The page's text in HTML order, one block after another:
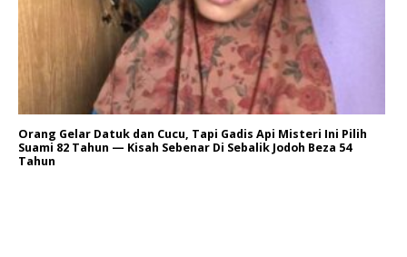
Orang Gelar Datuk dan Cucu, Tapi Gadis Api Misteri Ini Pilih
Suami 82 Tahun — Kisah Sebenar Di Sebalik Jodoh Beza 54
Tahun